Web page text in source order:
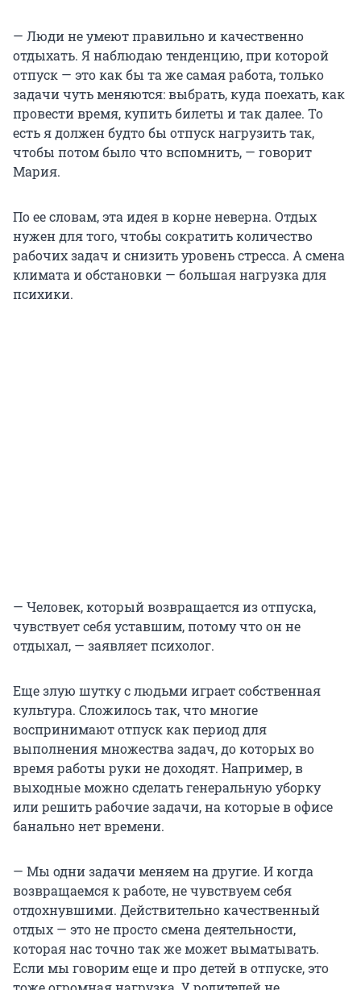
— Люди не умеют правильно и качественно
отдыхать. Я наблюдаю тенденцию, при которой
отпуск — это как бы та же самая работа, только
задачи чуть меняются: выбрать, куда поехать, как
провести время, купить билеты и так далее. То
есть я должен будто бы отпуск нагрузить так,
чтобы потом было что вспомнить, — говорит
Мария.
По ее словам, эта идея в корне неверна. Отдых
нужен для того, чтобы сократить количество
рабочих задач и снизить уровень стресса. А смена
климата и обстановки — большая нагрузка для
психики.
— Человек, который возвращается из отпуска,
чувствует себя уставшим, потому что он не
отдыхал, — заявляет психолог.
Еще злую шутку с людьми играет собственная
культура. Сложилось так, что многие
воспринимают отпуск как период для
выполнения множества задач, до которых во
время работы руки не доходят. Например, в
выходные можно сделать генеральную уборку
или решить рабочие задачи, на которые в офисе
банально нет времени.
— Мы одни задачи меняем на другие. И когда
возвращаемся к работе, не чувствуем себя
отдохнувшими. Действительно качественный
отдых — это не просто смена деятельности,
которая нас точно так же может выматывать.
Если мы говорим еще и про детей в отпуске, это